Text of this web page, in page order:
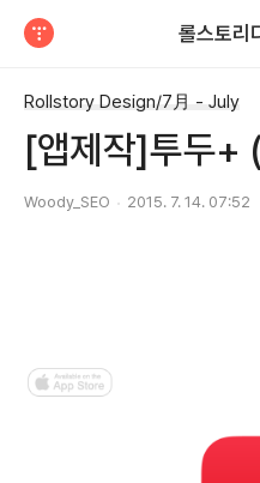
롤스토리
Rollstory Design/7月 - July
[앱제작]투두+
Woody_SEO 2015. 7. 14. 07:52